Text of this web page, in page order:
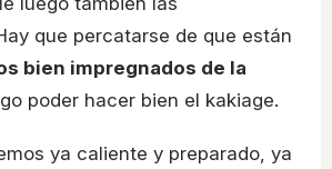
que percatarse de que están
bien impregnados de la
poder hacer bien el kakiage.
ya caliente y preparado, ya